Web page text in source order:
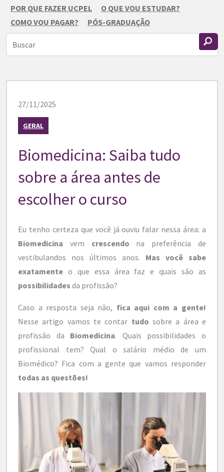
POR QUE FAZER UCPEL
O QUE VOU ESTUDAR?
COMO VOU PAGAR?
PÓS-GRADUAÇÃO
27/11/2025
GERAL
Biomedicina: Saiba tudo
sobre a área antes de
escolher o curso
Eu tenho certeza que você já ouviu falar nessa área: a
Biomedicina vem crescendo na preferência de
vestibulandos nos últimos anos. Mas você sabe
exatamente o que essa área faz e quais são as
possibilidades da profissão?
Caso a resposta seja não, fica aqui com a gente!
Nesse artigo vamos te contar tudo sobre a área e
profissão da Biomedicina. Quais possibilidades o
profissional tem? Qual o salário médio de um
Biomédico? Fica com a gente que vamos responder
todas as questões!